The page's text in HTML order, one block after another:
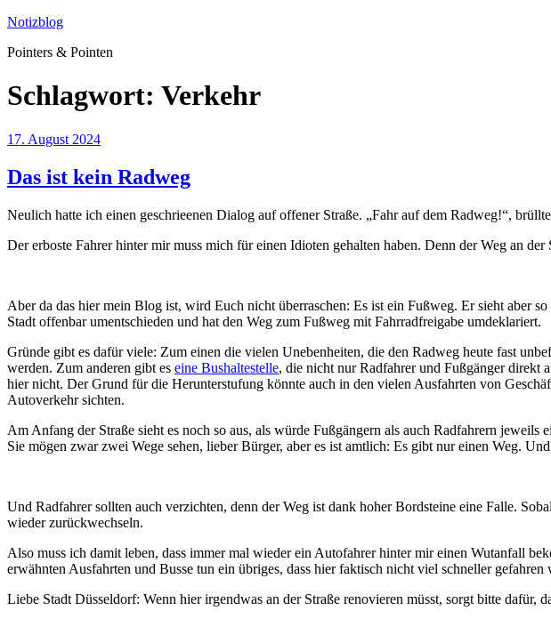
Zum
springen
Notizblog
Pointers & Pointen
Schlagwort: Verkehr
Veröffentlicht
17. August 2024
Das ist kein Radweg
Neulich hatte ich einen geschrieenen Dialog auf offener Straße. „Fahr auf dem Radweg!“,
Der erboste Fahrer hinter mir muss mich für einen Idioten gehalten haben. Denn der Weg an
Aber da das hier mein Blog ist, wird Euch nicht überraschen: Es ist ein Fußweg. Er sieht aber
Stadt offenbar umentschieden und hat den Weg zum Fußweg mit Fahrradfreigabe umdeklariert.
Gründe gibt es dafür viele: Zum einen die vielen Unebenheiten, die den Radweg heute fast
werden. Zum anderen gibt es eine Bushaltestelle, die nicht nur Radfahrer und Fußgänger direkt
hier nicht. Der Grund für die Herunterstufung könnte auch in den vielen Ausfahrten von
Autoverkehr sichten.
Am Anfang der Straße sieht es noch so aus, als würde Fußgängern als auch Radfahrern
Sie mögen zwar zwei Wege sehen, lieber Bürger, aber es ist amtlich: Es gibt nur einen Weg.
Und Radfahrer sollten auch verzichten, denn der Weg ist dank hoher Bordsteine eine Falle.
wieder zurückwechseln.
Also muss ich damit leben, dass immer mal wieder ein Autofahrer hinter mir einen Wutanfall
erwähnten Ausfahrten und Busse tun ein übriges, dass hier faktisch nicht viel schneller
Liebe Stadt Düsseldorf: Wenn hier irgendwas an der Straße renovieren müsst, sorgt bitte